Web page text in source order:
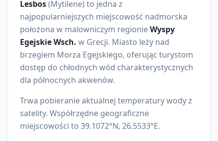
Lesbos(Mytilene) to jedna z
najpopularniejszych miejscowość nadmorska
położona w malowniczym regionieWyspy
Egejskie Wsch. w Grecji. Miasto leży nad
brzegiem Morza Egejskiego, oferując turystom
dostęp do chłodnych wód charakterystycznych
dla północnych akwenów.
Trwa pobieranie aktualnej temperatury wody z
satelity. Współrzędne geograficzne
miejscowości to 39.1072°N, 26.5533°E.